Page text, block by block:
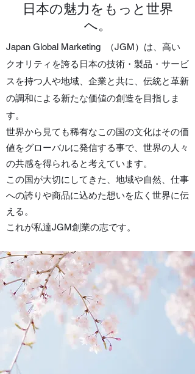
日本の魅力をもっと世界
へ。
Japan Global Marketing （JGM）は、高い
クオリティを誇る日本の技術・製品・サービ
スを持つ人や地域、企業と共に、伝統と革新
の調和による新たな価値の創造を目指しま
す。
世界から見ても稀有なこの国の文化はその価
値をグローバルに発信する事で、世界の人々
の共感を得られると考えています。
この国が大切にしてきた、地域や自然、仕事
への誇りや商品に込めた想いを広く世界に伝
える。
これが私達JGM創業の志です。